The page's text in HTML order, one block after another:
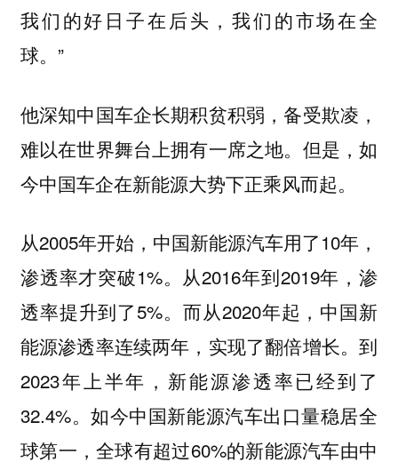
我们的好日子在后头，我们的市场在全
球。”
他深知中国车企长期积贫积弱，备受欺凌，
难以在世界舞台上拥有一席之地。但是，如
今中国车企在新能源大势下正乘风而起。
从2005年开始，中国新能源汽车用了10年，
渗透率才突破1%。从2016年到2019年，渗
透率提升到了5%。而从2020年起，中国新
能源渗透率连续两年，实现了翻倍增长。到
2023年上半年，新能源渗透率已经到了
32.4%。如今中国新能源汽车出口量稳居全
球第一，全球有超过60%的新能源汽车由中